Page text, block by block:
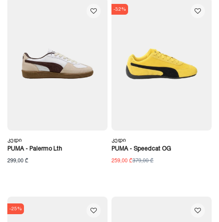
Კედი
PUMA - Palermo Lth
299,00 ₾
-32%
Კედი
PUMA - Speedcat OG
259,00 ₾379,00 ₾
-25%